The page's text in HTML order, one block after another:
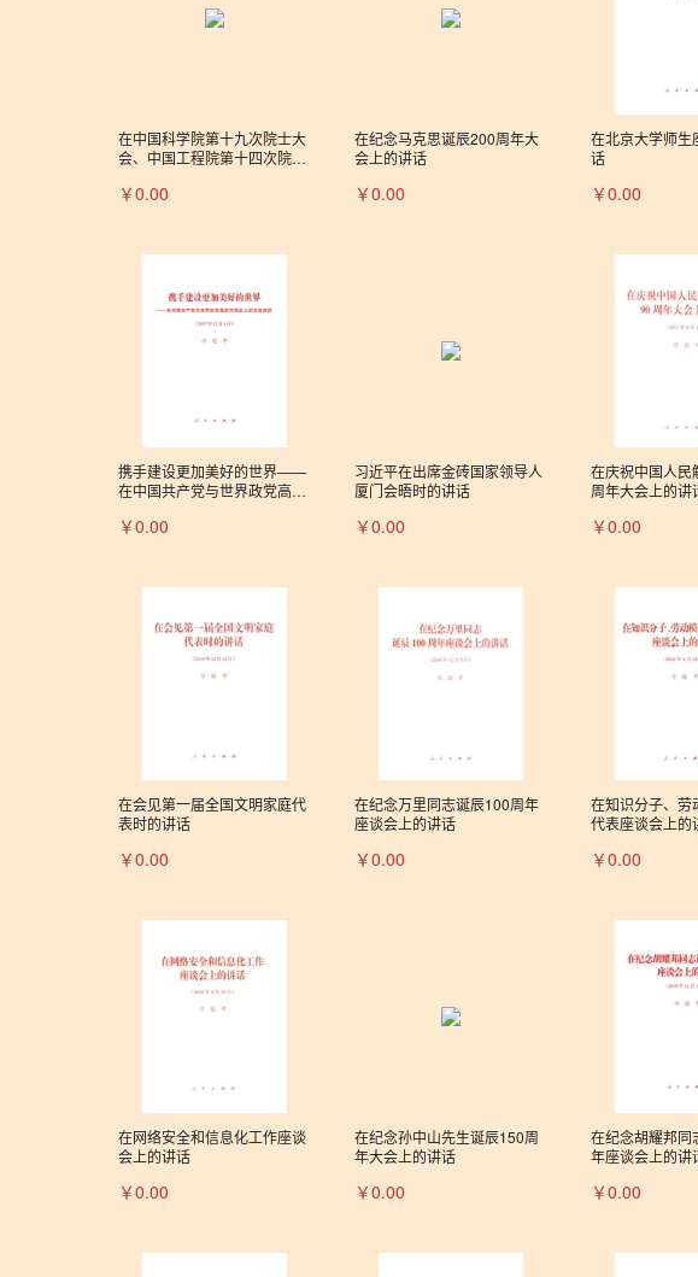
在中国科学院第十九次院士大
会、中国工程院第十四次院士
￥0.00
在纪念马克思诞辰200周年大
会上的讲话
￥0.00
在北京大学师生
话
￥0.00
携手建设更加美好的世界——
在中国共产党与世界政党高层
￥0.00
习近平在出席金砖国家领导人
厦门会晤时的讲话
￥0.00
在庆祝中国人民
周年大会上的讲
￥0.00
在会见第一届全国文明家庭代
表时的讲话
￥0.00
在纪念万里同志诞辰100周年
座谈会上的讲话
￥0.00
在知识分子、劳
代表座谈会上的
￥0.00
在网络安全和信息化工作座谈
会上的讲话
￥0.00
在纪念孙中山先生诞辰150周
年大会上的讲话
￥0.00
在纪念胡耀邦同
年座谈会上的讲
￥0.00